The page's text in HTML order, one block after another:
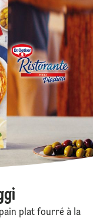
plat fourré à la